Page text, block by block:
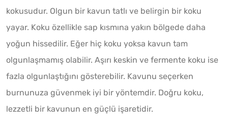
kokusudur. Olgun bir kavun tatlı ve belirgin bir koku
yayar. Koku özellikle sap kısmına yakın bölgede daha
yoğun hissedilir. Eğer hiç koku yoksa kavun tam
olgunlaşmamış olabilir. Aşırı keskin ve fermente koku ise
fazla olgunlaştığını gösterebilir. Kavunu seçerken
burnunuza güvenmek iyi bir yöntemdir. Doğru koku,
lezzetli bir kavunun en güçlü işaretidir.